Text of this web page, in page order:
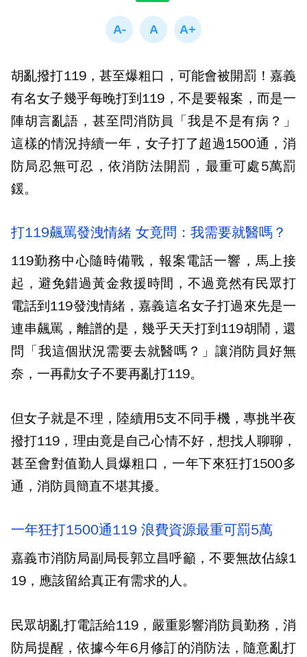
胡亂撥打119，甚至爆粗口，可能會被開罰！嘉義
有名女子幾乎每晚打到119，不是要報案，而是一
陣胡言亂語，甚至問消防員「我是不是有病？」
這樣的情況持續一年，女子打了超過1500通，消
防局忍無可忍，依消防法開罰，最重可處5萬罰
鍰。
打119飆罵發洩情緒 女竟問：我需要就醫嗎？
119勤務中心隨時備戰，報案電話一響，馬上接
起，避免錯過黃金救援時間，不過竟然有民眾打
電話到119發洩情緒，嘉義這名女子打過來先是一
連串飆罵，離譜的是，幾乎天天打到119胡鬧，還
問「我這個狀況需要去就醫嗎？」讓消防員好無
奈，一再勸女子不要再亂打119。
但女子就是不理，陸續用5支不同手機，專挑半夜
撥打119，理由竟是自己心情不好，想找人聊聊，
甚至會對值勤人員爆粗口，一年下來狂打1500多
通，消防員簡直不堪其擾。
一年狂打1500通119 浪費資源最重可罰5萬
嘉義市消防局副局長郭立昌呼籲，不要無故佔線1
19，應該留給真正有需求的人。
民眾胡亂打電話給119，嚴重影響消防員勤務，消
防局提醒，依據今年6月修訂的消防法，隨意亂打